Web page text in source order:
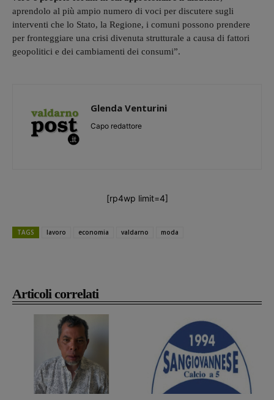
Articoli correlati
aprendolo al più ampio numero di voci per discutere sugli
interventi che lo Stato, la Regione, i comuni possono prendere
per fronteggiare una crisi divenuta strutturale a causa di fattori
geopolitici e dei cambiamenti dei consumi”.
Glenda Venturini
Capo redattore
[rp4wp limit=4]
TAGS lavoro economia valdarno moda